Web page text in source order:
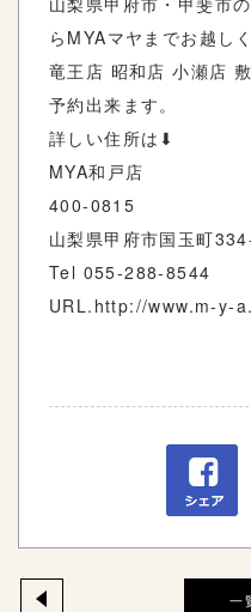
らMYAマヤまでお越し
竜王店 昭和店 小瀬店
予約出来ます。
詳しい住所は⬇︎
MYA和戸店
400-0815
山梨県甲府市国玉町
Tel 055-288-8544
URL.http://www.m-y-
一